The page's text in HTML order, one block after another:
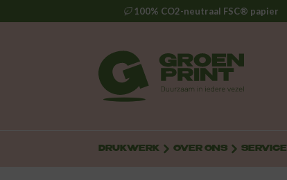
100% CO2-neutraal FSC® papier
DRUKWERK OVER ONS SERVICE